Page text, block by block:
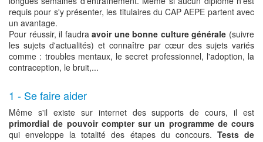
requis pour s'y présenter, les titulaires du CAP AEPE partent avec
un avantage.
Pour réussir, il faudraavoir une bonne culture générale (suivre
les sujets d'actualités) et connaître par cœur des sujets variés
comme : troubles mentaux, le secret professionnel, l'adoption, la
contraception, le bruit,...
1 - Se faire aider
Même s'il existe sur internet des supports de cours, il est
primordial de pouvoir compter sur un programme de cours
qui enveloppe la totalité des étapes du concours. Tests de